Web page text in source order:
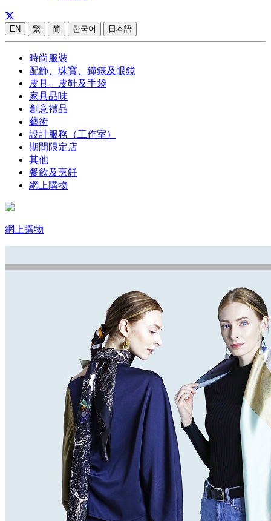
EN 繁 简 한국어 日本語
時尚服裝
配飾、珠寶、鐘錶及眼鏡
皮具、皮鞋及手袋
家具品味
創意禮品
藝術
設計服務（工作室）
期間限定店
其他
餐飲及烹飪
網上購物
網上購物